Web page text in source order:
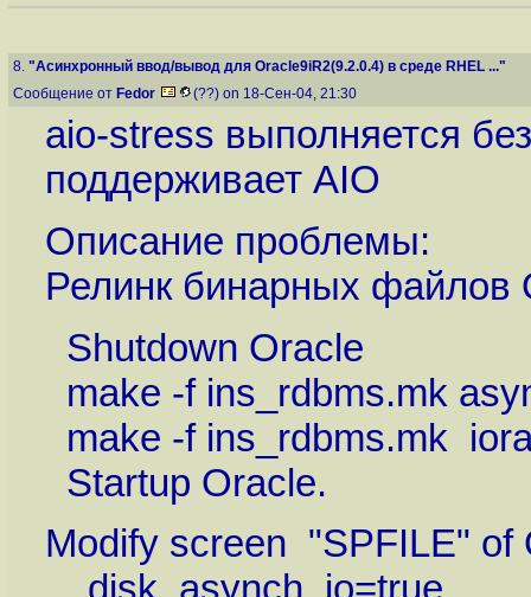
8. "Асинхронный ввод/вывод для Oracle9iR2(9.2.0.4) в среде RHEL ..."
Сообщение от Fedor (??) on 18-Сен-04, 21:30
aio-stress выполняется
поддерживает AIO
Описание проблемы:
Релинк бинарных файлов
Shutdown Oracle
make -f ins_rdbms.mk
make -f ins_rdbms.mk
Startup Oracle.
Modify screen "SPFILE" of